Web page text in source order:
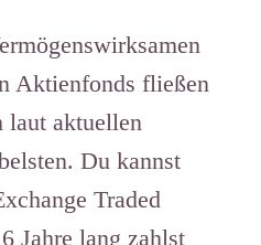
Aktienfonds fließen
laut aktuellen
Du kannst
Traded
Jahre lang zahlst